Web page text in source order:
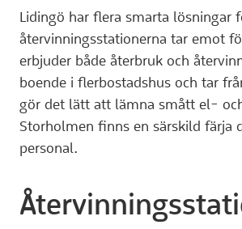
Lidingö har flera smarta lösningar
återvinningsstationerna tar emot
erbjuder både återbruk och
boende i flerbostadshus och tar
gör det lätt att lämna smått el-
Storholmen finns en särskild färja
personal.